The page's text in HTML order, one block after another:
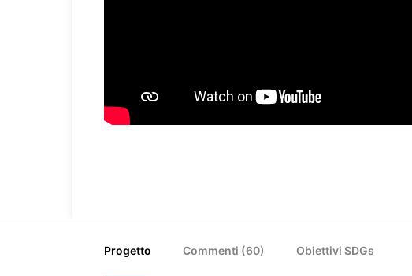
Progetto Commenti (60) Obiettivi SDGs